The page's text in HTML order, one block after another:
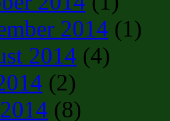
2014 (1)
2014 (4)
(2)
(8)